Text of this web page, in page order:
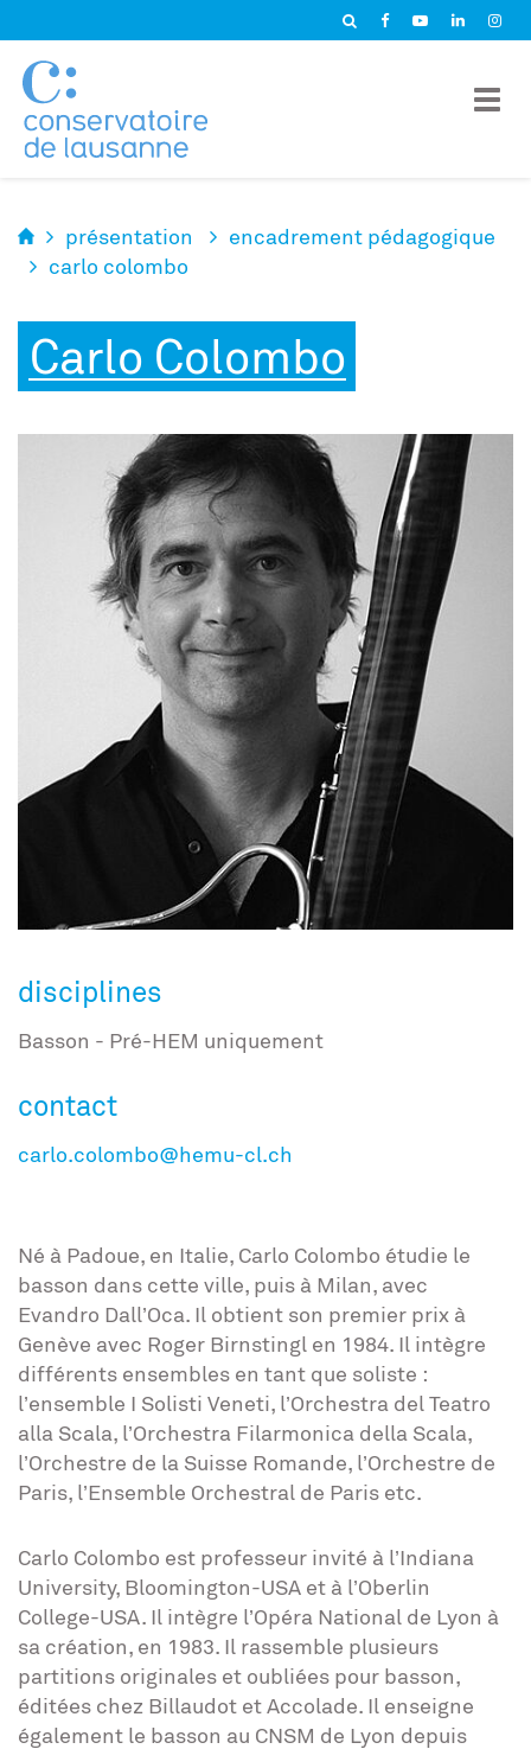
présentation
encadrement pédagogique
carlo colombo
Carlo Colombo
disciplines
Basson - Pré-HEM uniquement
contact
carlo.colombo@hemu-cl.ch
Né à Padoue, en Italie, Carlo Colombo étudie le
basson dans cette ville, puis à Milan, avec
Evandro Dall’Oca. Il obtient son premier prix à
Genève avec Roger Birnstingl en 1984. Il intègre
différents ensembles en tant que soliste :
l’ensemble I Solisti Veneti, l’Orchestra del Teatro
alla Scala, l’Orchestra Filarmonica della Scala,
l’Orchestre de la Suisse Romande, l’Orchestre de
Paris, l’Ensemble Orchestral de Paris etc.
Carlo Colombo est professeur invité à l’Indiana
University, Bloomington-USA et à l’Oberlin
College-USA. Il intègre l’Opéra National de Lyon à
sa création, en 1983. Il rassemble plusieurs
partitions originales et oubliées pour basson,
éditées chez Billaudot et Accolade. Il enseigne
également le basson au CNSM de Lyon depuis